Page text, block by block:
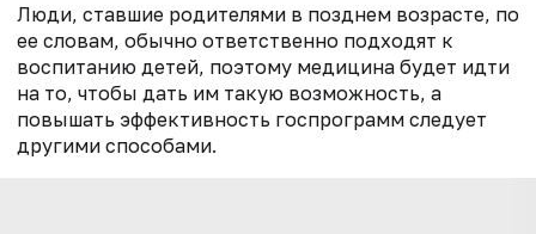
Люди, ставшие родителями в позднем возрасте, по
ее словам, обычно ответственно подходят к
воспитанию детей, поэтому медицина будет идти
на то, чтобы дать им такую возможность, а
повышать эффективность госпрограмм следует
другими способами.